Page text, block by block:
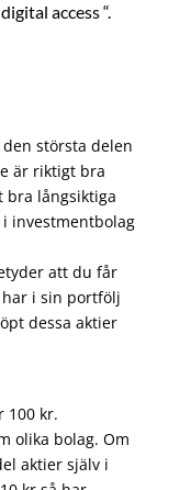
access “.
största delen
är riktigt bra
bra långsiktiga
investmentbolag
att du får
i sin portfölj
dessa aktier
100 kr.
olika bolag. Om
aktier själv i